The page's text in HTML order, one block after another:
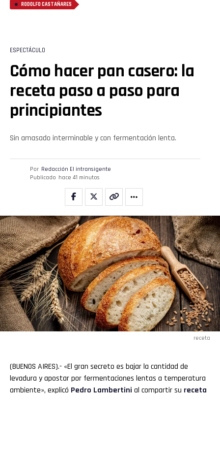
RODOLFO CASTAÑARES
ESPECTÁCULO
Cómo hacer pan casero: la
receta paso a paso para
principiantes
Sin amasado interminable y con fermentación lenta.
Por Redacción El intransigente
Publicado hace 41 minutos
receta
(BUENOS AIRES).- «El gran secreto es bajar la cantidad de
levadura y apostar por fermentaciones lentas a temperatura
ambiente», explicó Pedro Lambertini al compartir su receta